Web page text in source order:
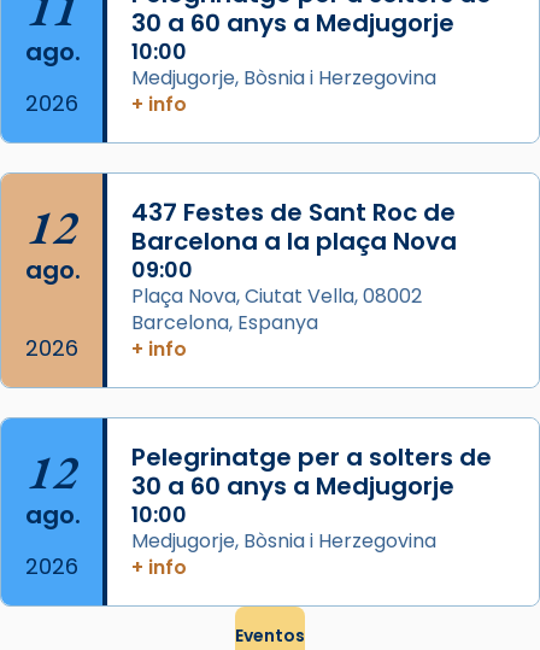
que les santes Juliana (“relatiu a Júlia”) i
Semproniana (“relatiu a Semprònia =
eterna”) són deixebles seves. I l’any 1667, el
frare Joan Gaspar Roig, afirma en una obra
que les santes són filles de l’antiga Iluro.
Mataró en reivindicarà les relíq
Foto
View on Facebook · Share
ago.
2026
30 a 60 anys a Medjugorje
10:00
Medjugorje, Bòsnia i Herzegovina
+ info
12
ago.
2026
437 Festes de Sant Roc de
Barcelona a la plaça Nova
09:00
Plaça Nova, Ciutat Vella, 08002
Barcelona, Espanya
+ info
12
ago.
2026
Pelegrinatge per a solters de
30 a 60 anys a Medjugorje
10:00
Medjugorje, Bòsnia i Herzegovina
+ info
Eventos